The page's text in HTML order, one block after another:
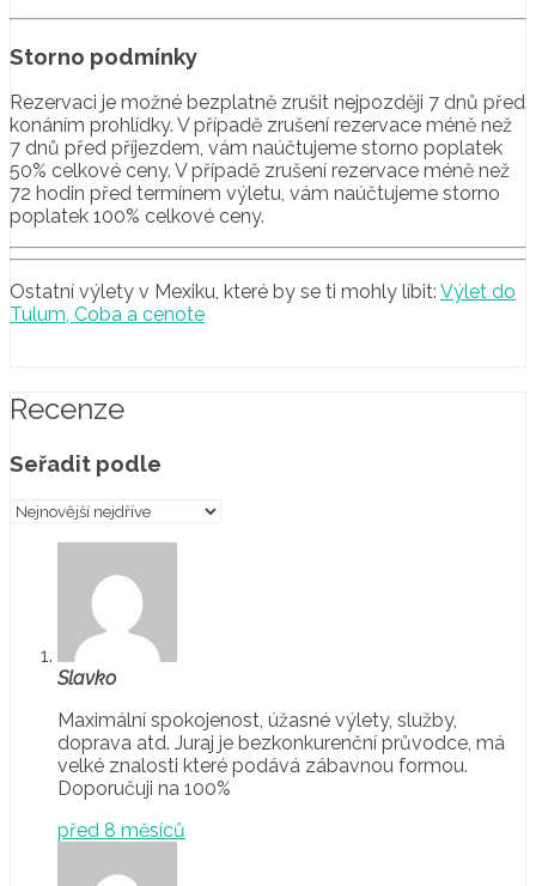
Storno podmínky
Rezervaci je možné bezplatně zrušit nejpozději 7 dnů před
konáním prohlídky. V případě zrušení rezervace méně než
7 dnů před příjezdem, vám naúčtujeme storno poplatek
50% celkové ceny. V případě zrušení rezervace méně než
72 hodin před termínem výletu, vám naúčtujeme storno
poplatek 100% celkové ceny.
Ostatní výlety v Mexiku, které by se ti mohly líbit: Výlet do
Tulum, Coba a cenote
Recenze
Seřadit podle
Slavko
Maximální spokojenost, úžasné výlety, služby,
doprava atd. Juraj je bezkonkurenční průvodce, má
velké znalosti které podává zábavnou formou.
Doporučuji na 100%
před 8 měsíců